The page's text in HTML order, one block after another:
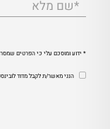
*שם מלא
* ידוע ומוסכם עלי כי הפרטים
הנני מאשר/ת לקבל מדוד